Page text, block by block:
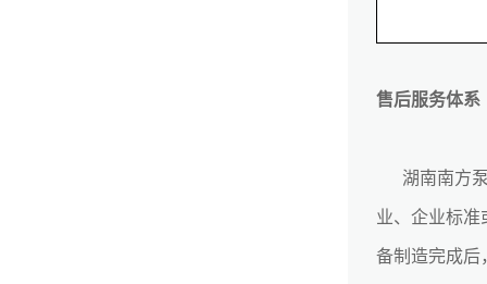
售后服务体系
湖南南方
业、企业标准
备制造完成后